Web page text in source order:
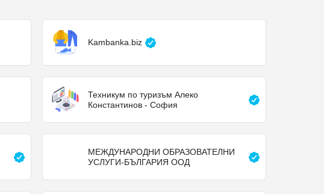
Kambanka.biz
Техникум по туризъм Алеко
Константинов - София
МЕЖДУНАРОДНИ ОБРАЗОВАТЕЛНИ
УСЛУГИ-БЪЛГАРИЯ ООД